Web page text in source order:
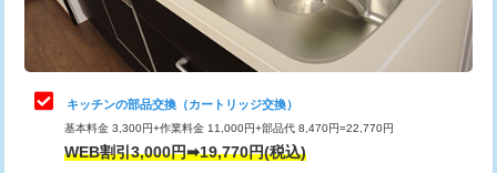
給水管工事※（土の掘削・埋め戻し作
11,000円
給水管工事※（塩ビ管（VP・HI）使
用/3ｍまで)
給水管工事※（塩ビ管（VP・HI）使
理・調整・分解・加工など（軽作業）
止水・漏水調査・防水処理・清掃・修
理・調整・分解・加工など（中作業）
22,000円
止水・漏水調査・防水処理・清掃・修
理・調整・分解・加工など（重作業）
33,000円
キッチンの部品交換（カートリッジ交換）
基本料金 3,300円+作業料金 11,000円+部品代 8,470円=22,770円
WEB割引3,000円➡19,770円(税込)